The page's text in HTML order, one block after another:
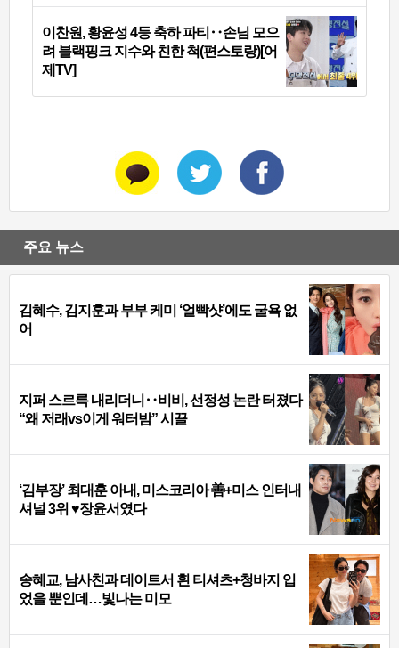
이찬원, 황윤성 4등 축하 파티‥손님 모으
려 블랙핑크 지수와 친한 척(편스토랑)[어
제TV]
주요 뉴스
김혜수, 김지훈과 부부 케미 ‘얼빡샷’에도 굴욕 없
어
지퍼 스르륵 내리더니‥비비, 선정성 논란 터졌다
“왜 저래vs이게 워터밤” 시끌
‘김부장’ 최대훈 아내, 미스코리아 善+미스 인터내
셔널 3위 ♥장윤서였다
송혜교, 남사친과 데이트서 흰 티셔츠+청바지 입
었을 뿐인데…빛나는 미모